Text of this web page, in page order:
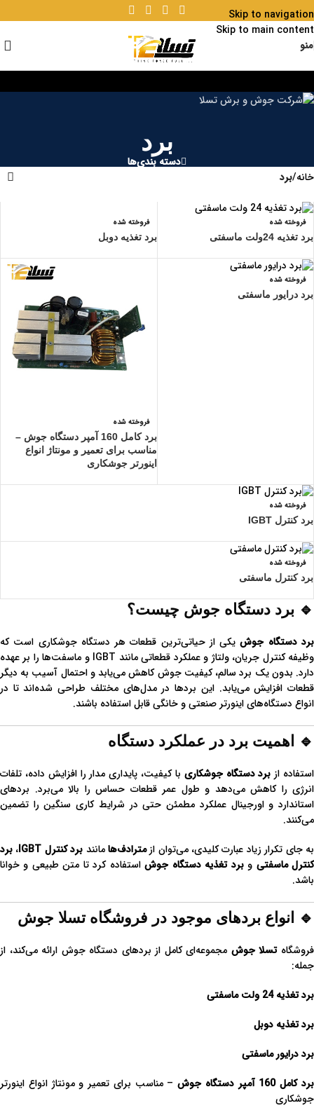
Skip to navigation
Skip to main content
منو
برد
دسته بندی‌ها
خانه/برد
فروخته شده
برد تغذیه 24ولت ماسفتی
فروخته شده
برد تغذیه دوبل
فروخته شده
برد درایور ماسفتی
فروخته شده
برد کامل 160 آمپر دستگاه جوش –
مناسب برای تعمیر و مونتاژ انواع
اینورتر جوشکاری
فروخته شده
برد کنترل IGBT
فروخته شده
برد کنترل ماسفتی
🔹 برد دستگاه جوش چیست؟
برد دستگاه جوشیکی از حیاتی‌ترین قطعات هر دستگاه جوشکاری است که
وظیفه کنترل جریان، ولتاژ و عملکرد قطعاتی مانند IGBT و ماسفت‌ها را بر عهده
دارد. بدون یک برد سالم، کیفیت جوش کاهش می‌یابد و احتمال آسیب به دیگر
قطعات افزایش می‌یابد. این بردها در مدل‌های مختلف طراحی شده‌اند تا در
انواع دستگاه‌های اینورتر صنعتی و خانگی قابل استفاده باشند.
🔹 اهمیت برد در عملکرد دستگاه
استفاده از برد دستگاه جوشکاری با کیفیت، پایداری مدار را افزایش داده، تلفات
انرژی را کاهش می‌دهد و طول عمر قطعات حساس را بالا می‌برد. بردهای
استاندارد و اورجینال عملکرد مطمئن حتی در شرایط کاری سنگین را تضمین
می‌کنند.
به جای تکرار زیاد عبارت کلیدی، می‌توان ازمترادف‌هامانند برد کنترل IGBT ، برد
کنترل ماسفتی وبرد تغذیه دستگاه جوشاستفاده کرد تا متن طبیعی و خوانا
باشد.
🔹 انواع بردهای موجود در فروشگاه تسلا جوش
فروشگاهتسلا جوش مجموعه‌ای کامل از بردهای دستگاه جوش ارائه می‌کند، از
جمله:
برد تغذیه 24 ولت ماسفتی
برد تغذیه دوبل
برد درایور ماسفتی
برد کامل 160 آمپر دستگاه جوش
– مناسب برای تعمیر و مونتاژ انواع اینورتر
جوشکاری